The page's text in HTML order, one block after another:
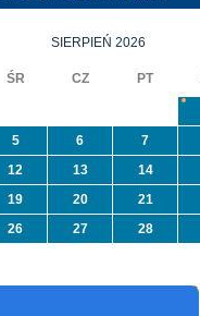
priorytetowego
SIERPIEŃ 2026
ŚR CZ PT
5 6 7
12 13 14
19 20 21
26 27 28